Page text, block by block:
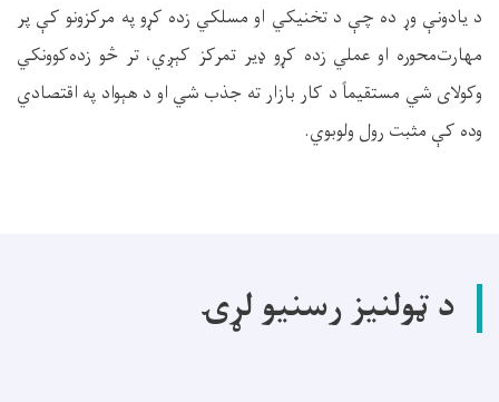
د یادونې وړ ده چې د تخنیکي او مسلکي زده کړو په مرکزونو کې پر
مهارت‌محوره او عملي زده کړو ډیر تمرکز کېږي، تر څو زده‌کوونکي
وکولای شي مستقیماً د کار بازار ته جذب شي او د هېواد په اقتصادي
وده کې مثبت رول ولوبوي.
د ټولنیز رسنیو لړۍ